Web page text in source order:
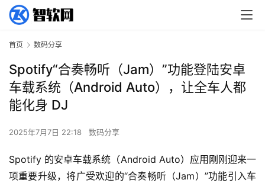
首页 数码分享
Spotify“合奏畅听（Jam）”功能登陆安卓
车载系统（Android Auto），让全车人都
能化身 DJ
2025年7月7日 22:18 数码分享
Spotify 的安卓车载系统（Android Auto）应用刚刚迎来一
项重要升级，将广受欢迎的“合奏畅听（Jam）”功能引入车